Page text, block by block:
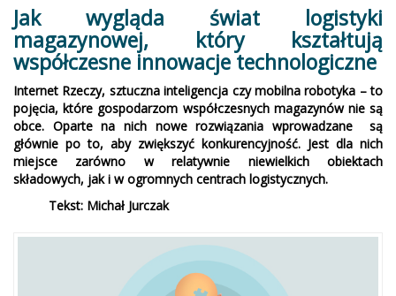
Jak wygląda świat logistyki
magazynowej, który kształtują
współczesne innowacje technologiczne
Internet Rzeczy, sztuczna inteligencja czy mobilna robotyka – to
pojęcia, które gospodarzom współczesnych magazynów nie są
obce. Oparte na nich nowe rozwiązania wprowadzane są
głównie po to, aby zwiększyć konkurencyjność. Jest dla nich
miejsce zarówno w relatywnie niewielkich obiektach
składowych, jak i w ogromnych centrach logistycznych.
Tekst: Michał Jurczak